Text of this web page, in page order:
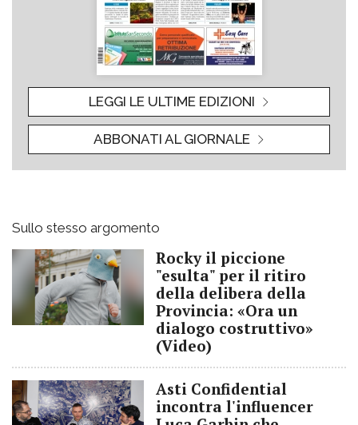
LEGGI LE ULTIME EDIZIONI
ABBONATI AL GIORNALE
Sullo stesso argomento
Rocky il piccione
"esulta" per il ritiro
della delibera della
Provincia: «Ora un
dialogo costruttivo»
(Video)
Asti Confidential
incontra l'influencer